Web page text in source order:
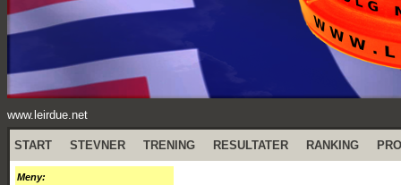
www.leirdue.net
START STEVNER TRENING RESULTATER RANKING
Meny: